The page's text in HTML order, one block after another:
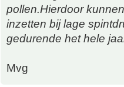
pollen.Hierdoor
inzetten bij lage
gedurende het hele
Mvg